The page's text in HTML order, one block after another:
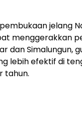
jelang
menggerakkan
dan Simalungun,
lebih efektif di
tahun.